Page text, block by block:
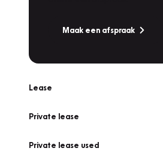
Maak een afspraak
Lease
Private lease
Private lease used